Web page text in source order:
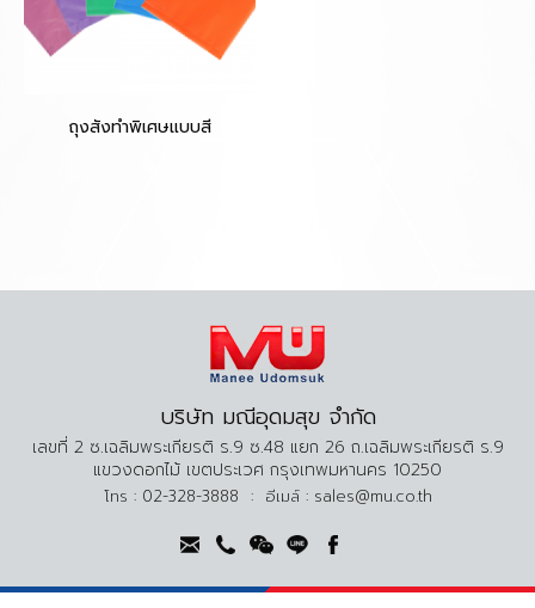
ถุงสั่งทำพิเศษแบบสี
บริษัท มณีอุดมสุข จำกัด
เลขที่ 2 ซ.เฉลิมพระเกียรติ ร.9 ซ.48 แยก 26 ถ.เฉลิมพระเกียรติ ร.9
แขวงดอกไม้ เขตประเวศ กรุงเทพมหานคร 10250
โทร : 02-328-3888 : อีเมล์ : sales@mu.co.th